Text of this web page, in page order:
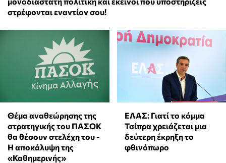
στρέφονται εναντίον σου!
Θέμα αναθεώρησης της
στρατηγικής του ΠΑΣΟΚ
θα θέσουν στελέχη του -
Η αποκάλυψη της
«Καθημερινής»
ΕΛΑΣ: Γιατί το κόμμα
Τσίπρα χρειάζεται μια
δεύτερη έκρηξη το
φθινόπωρο